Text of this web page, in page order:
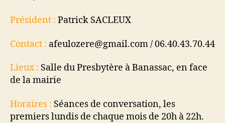
Président : Patrick SACLEUX
Contact : afeulozere@gmail.com / 06.40.43.70.44
Lieux : Salle du Presbytère à Banassac, en face
de la mairie
Horaires : Séances de conversation, les
premiers lundis de chaque mois de 20h à 22h.